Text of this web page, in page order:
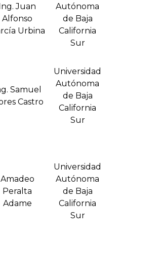
Ing. Juan
Alfonso
Urbina
Autónoma
de Baja
California
Sur
Samuel
Castro
Universidad
Autónoma
de Baja
California
Sur
Amadeo
Peralta
Adame
Universidad
Autónoma
de Baja
California
Sur